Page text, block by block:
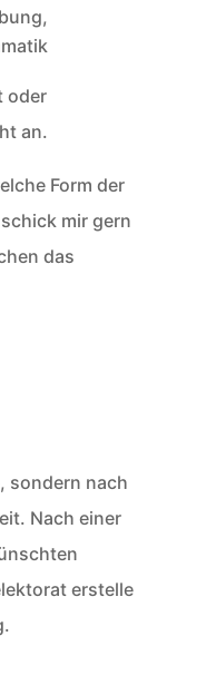
oder
an.
Form der
mir gern
das
sondern nach
Nach einer
erstelle